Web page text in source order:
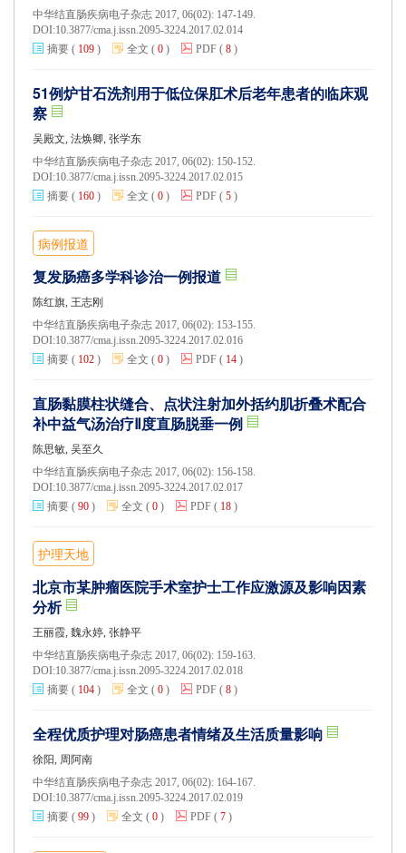
中华结直肠疾病电子杂志 2017, 06(02): 147-149.
DOI:10.3877/cma.j.issn.2095-3224.2017.02.014
摘要 ( 109 ) 全文 ( 0 ) PDF ( 8 )
51例炉甘石洗剂用于低位保肛术后老年患者的临床观
察
吴殿文, 法焕卿, 张学东
中华结直肠疾病电子杂志 2017, 06(02): 150-152.
DOI:10.3877/cma.j.issn.2095-3224.2017.02.015
摘要 ( 160 ) 全文 ( 0 ) PDF ( 5 )
病例报道
复发肠癌多学科诊治一例报道
陈红旗, 王志刚
中华结直肠疾病电子杂志 2017, 06(02): 153-155.
DOI:10.3877/cma.j.issn.2095-3224.2017.02.016
摘要 ( 102 ) 全文 ( 0 ) PDF ( 14 )
直肠黏膜柱状缝合、点状注射加外括约肌折叠术配合
补中益气汤治疗Ⅱ度直肠脱垂一例
陈思敏, 吴至久
中华结直肠疾病电子杂志 2017, 06(02): 156-158.
DOI:10.3877/cma.j.issn.2095-3224.2017.02.017
摘要 ( 90 ) 全文 ( 0 ) PDF ( 18 )
护理天地
北京市某肿瘤医院手术室护士工作应激源及影响因素
分析
王丽霞, 魏永婷, 张静平
中华结直肠疾病电子杂志 2017, 06(02): 159-163.
DOI:10.3877/cma.j.issn.2095-3224.2017.02.018
摘要 ( 104 ) 全文 ( 0 ) PDF ( 8 )
全程优质护理对肠癌患者情绪及生活质量影响
徐阳, 周阿南
中华结直肠疾病电子杂志 2017, 06(02): 164-167.
DOI:10.3877/cma.j.issn.2095-3224.2017.02.019
摘要 ( 99 ) 全文 ( 0 ) PDF ( 7 )